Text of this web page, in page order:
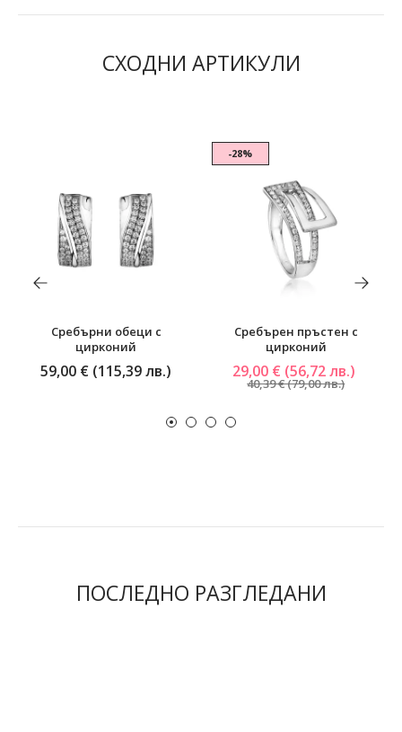
СХОДНИ АРТИКУЛИ
Сребърни обеци с
цирконий
59,00 € (115,39 лв.)
-28%
Сребърен пръстен с
цирконий
29,00 € (56,72 лв.)
40,39 € (79,00 лв.)
ПОСЛЕДНО РАЗГЛЕДАНИ